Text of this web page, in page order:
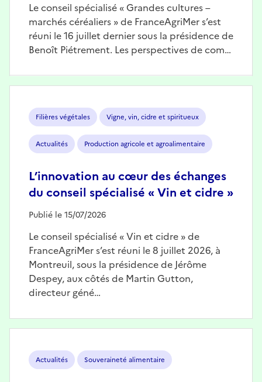
Le conseil spécialisé « Grandes cultures –
marchés céréaliers » de FranceAgriMer s’est
réuni le 16 juillet dernier sous la présidence de
Benoît Piétrement. Les perspectives de com…
Filières végétales Vigne, vin, cidre et spiritueux
Actualités Production agricole et agroalimentaire
L’innovation au cœur des échanges
du conseil spécialisé « Vin et cidre »
Publié le 15/07/2026
Le conseil spécialisé « Vin et cidre » de
FranceAgriMer s’est réuni le 8 juillet 2026, à
Montreuil, sous la présidence de Jérôme
Despey, aux côtés de Martin Gutton,
directeur géné…
Actualités Souveraineté alimentaire